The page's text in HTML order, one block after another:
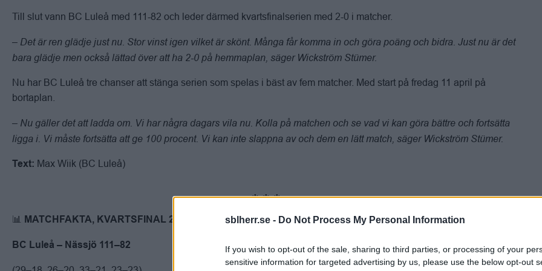
sblherr.se - Do Not Process My Personal Information
If you wish to opt-out of the sale, sharing to third parties, or processing of your
sensitive information for targeted advertising by us, please use the below opt-out
Till slut vann BC Luleå med 111-82 och leder därmed kvartsfinalserien med 2-0 i matcher.
– Det är ren glädje just nu. Stor vinst igen vilket är skönt. Många får komma in och göra poäng och bidra. Just nu är det
bara glädje men också lättad över att ha 2-0 på hemmaplan, säger Wickström Stümer.
Nu har BC Luleå tre chanser att stänga serien som spelas i bäst av fem matcher. Med start på fredag 11 april på
bortaplan.
– Nu gäller det att ladda om. Vi har några dagars vila nu. Kolla på matchen och se vad vi kan göra bättre och fortsätta
ligga i. Vi måste fortsätta att ge 100 procent. Vi kan inte slappna av och dem en lätt match, säger Wickström Stümer.
Text: Max Wiik (BC Luleå)
📊 MATCHFAKTA, KVARTSFINAL 2/5:
BC Luleå – Nässjö 111–82